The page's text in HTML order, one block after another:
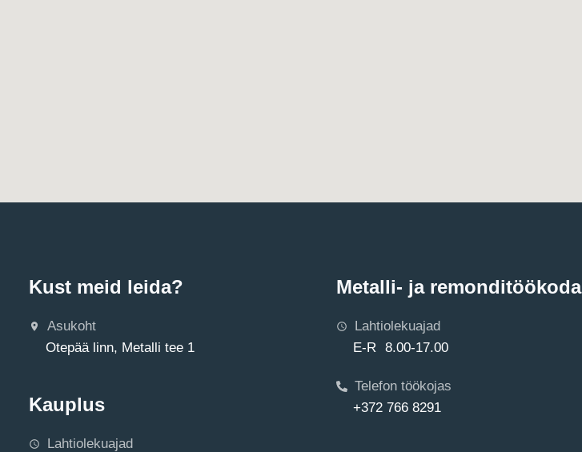
Kust meid leida?
Asukoht
Otepää linn, Metalli tee 1
Kauplus
Lahtiolekuajad
Metalli- ja remonditöökoda
Lahtiolekuajad
E-R 8.00-17.00
Telefon töökojas
+372 766 8291